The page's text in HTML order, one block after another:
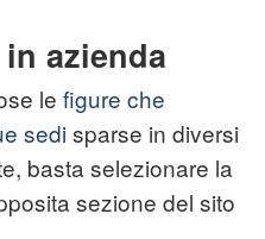
azienda
le figure che
sedisparse in diversi
basta selezionare la
sezione del sito